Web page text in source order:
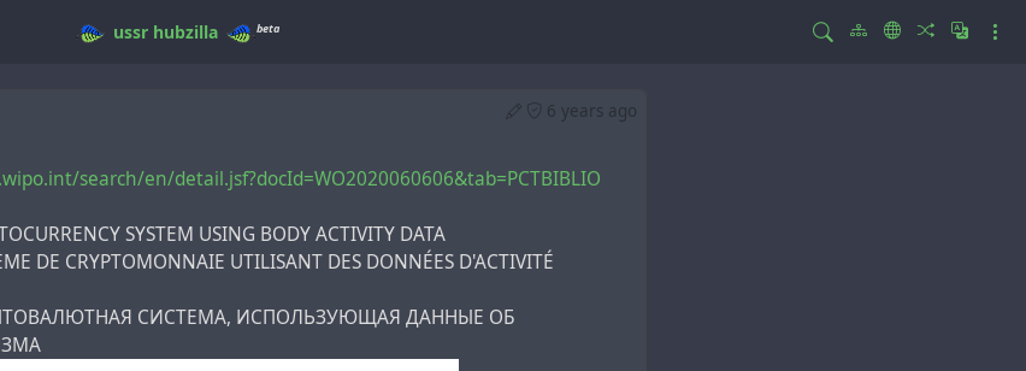
ussr hubzilla beta
6 years ago
search/en/detail.jsf?docId=WO2020060606&tab=PCTBIBLIO
SYSTEM USING BODY ACTIVITY DATA
DE CRYPTOMONNAIE UTILISANT DES DONNÉES D'ACTIVITÉ
СИСТЕМА, ИСПОЛЬЗУЮЩАЯ ДАННЫЕ ОБ